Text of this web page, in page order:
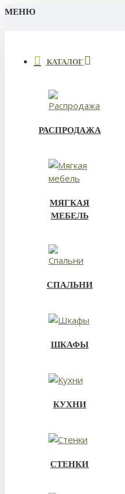
МЕНЮ
КАТАЛОГ
РАСПРОДАЖА
МЯГКАЯ
МЕБЕЛЬ
СПАЛЬНИ
ШКАФЫ
КУХНИ
СТЕНКИ